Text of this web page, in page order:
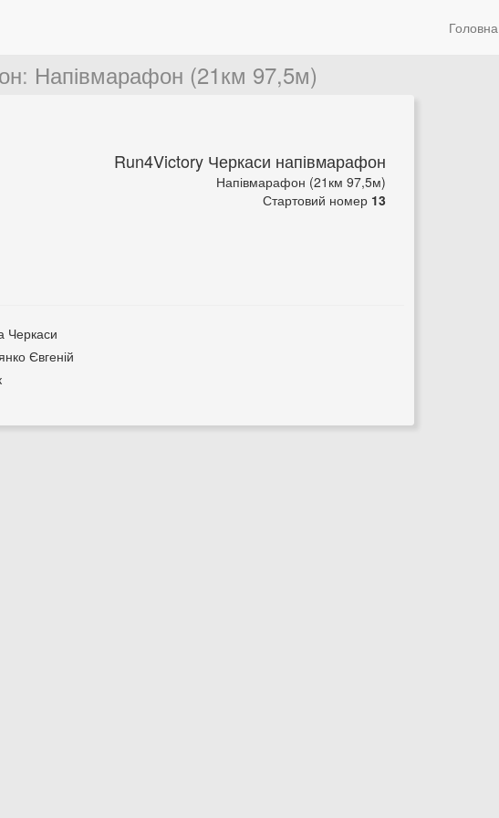
Головна
: Напівмарафон (21км 97,5м)
Run4Victory Черкаси напівмарафон
Напівмарафон (21км 97,5м)
Стартовий номер 13
Черкаси
Євгеній